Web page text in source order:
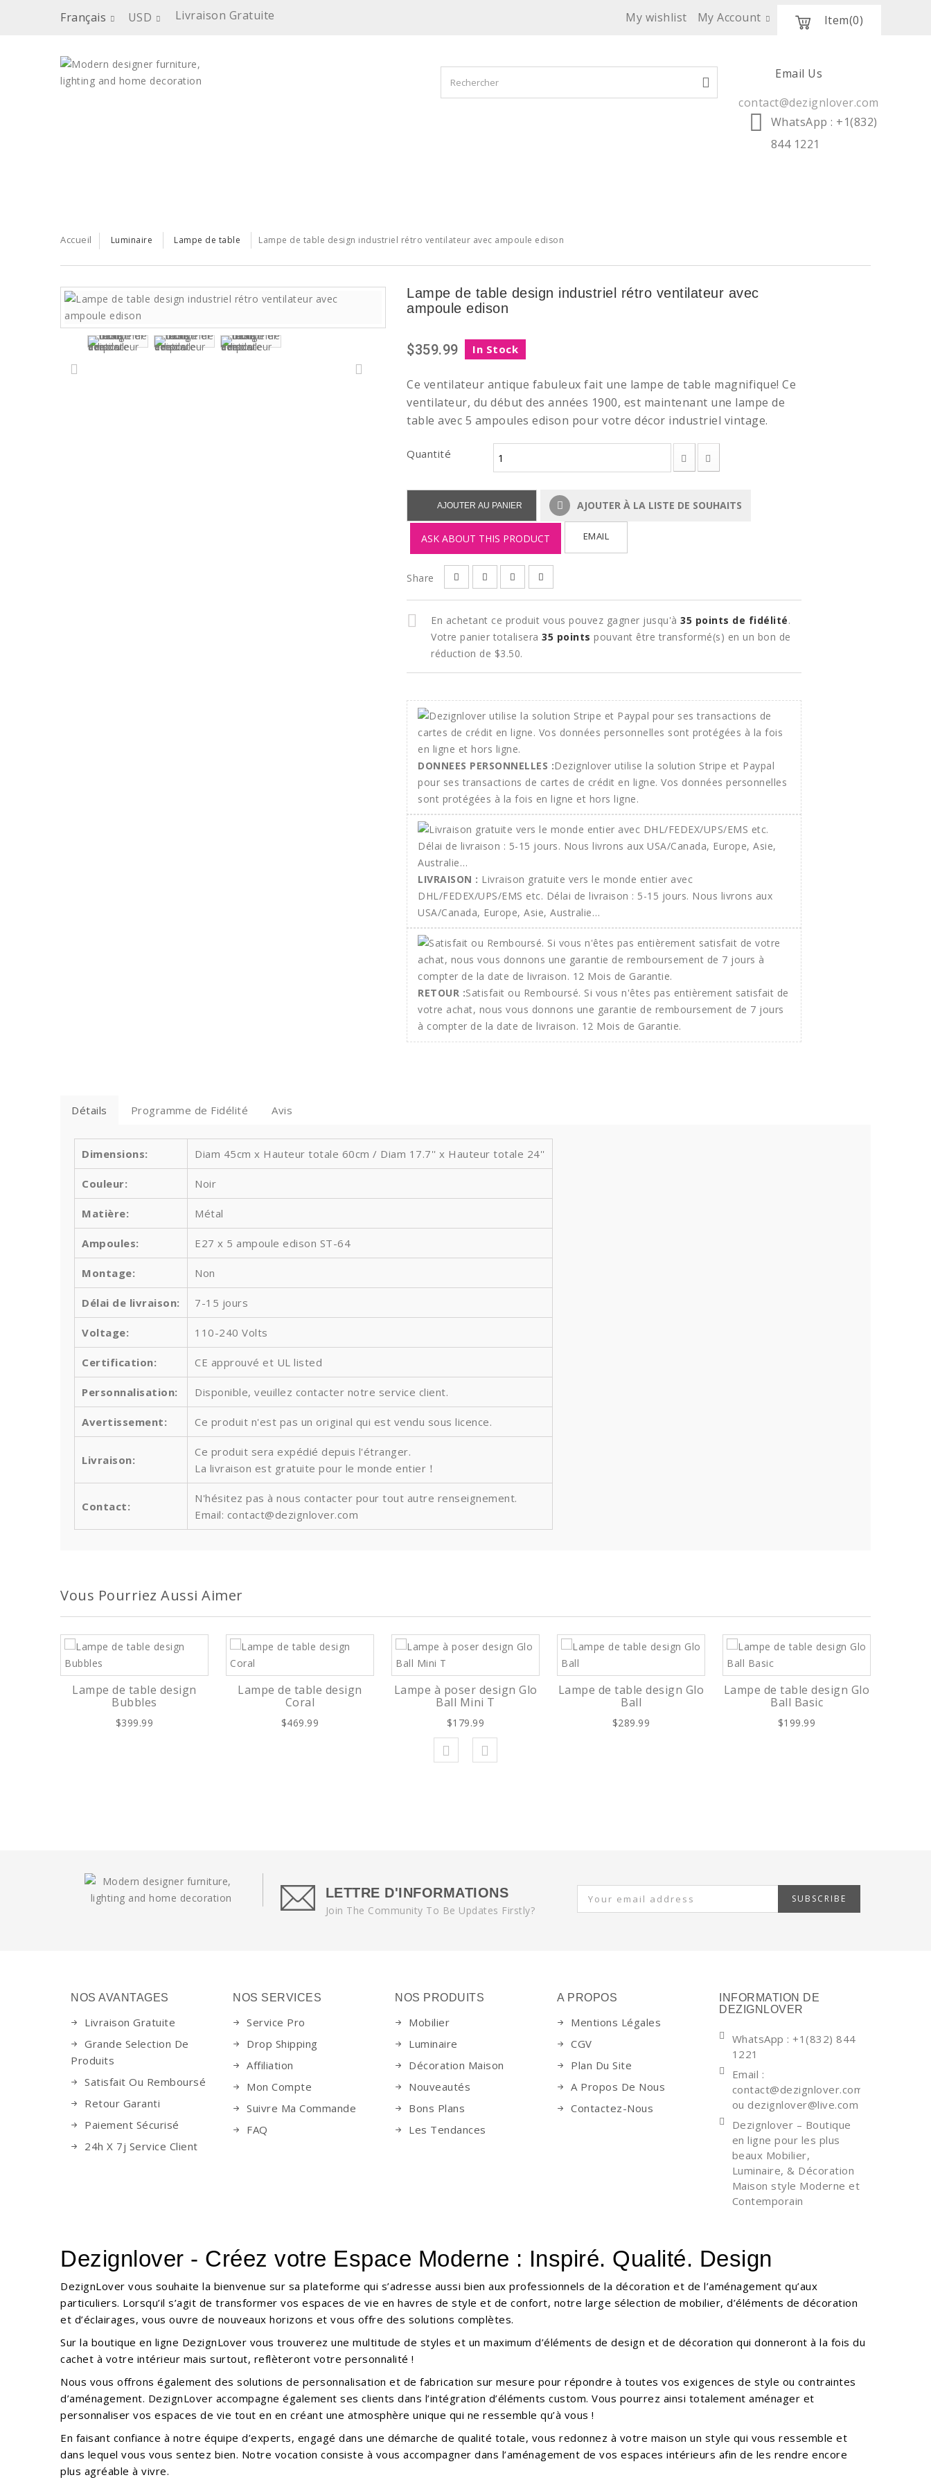
My wishlist My Account
Français USD Livraison Gratuite Item(0)
Email Us
contact@dezignlover.com
WhatsApp : +1(832)
844 1221
Accueil Luminaire Lampe de table Lampe de table design industriel rétro ventilateur avec ampoule edison
Lampe de table design industriel rétro ventilateur avec
ampoule edison
$359.99 In Stock
Ce ventilateur antique fabuleux fait une lampe de table magnifique! Ce
ventilateur, du début des années 1900, est maintenant une lampe de
table avec 5 ampoules edison pour votre décor industriel vintage.
Quantité
AJOUTER AU PANIER AJOUTER À LA LISTE DE SOUHAITS
ASK ABOUT THIS PRODUCT EMAIL
Share
En achetant ce produit vous pouvez gagner jusqu'à 35 points de fidélité.
Votre panier totalisera 35 points pouvant être transformé(s) en un bon de
réduction de $3.50.
DONNEES PERSONNELLES :Dezignlover utilise la solution Stripe et Paypal
pour ses transactions de cartes de crédit en ligne. Vos données personnelles
sont protégées à la fois en ligne et hors ligne.
LIVRAISON : Livraison gratuite vers le monde entier avec
DHL/FEDEX/UPS/EMS etc. Délai de livraison : 5-15 jours. Nous livrons aux
USA/Canada, Europe, Asie, Australie…
RETOUR :Satisfait ou Remboursé. Si vous n'êtes pas entièrement satisfait de
votre achat, nous vous donnons une garantie de remboursement de 7 jours
à compter de la date de livraison. 12 Mois de Garantie.
Détails Programme de Fidélité Avis
Dimensions: Diam 45cm x Hauteur totale 60cm / Diam 17.7'' x Hauteur totale 24''
Couleur: Noir
Matière: Métal
Ampoules: E27 x 5 ampoule edison ST-64
Montage: Non
Délai de livraison: 7-15 jours
Voltage: 110-240 Volts
Certification: CE approuvé et UL listed
Personnalisation: Disponible, veuillez contacter notre service client.
Avertissement: Ce produit n'est pas un original qui est vendu sous licence.
Livraison:
Ce produit sera expédié depuis l'étranger.
La livraison est gratuite pour le monde entier！
Contact:
N'hésitez pas à nous contacter pour tout autre renseignement.
Email: contact@dezignlover.com
Vous Pourriez Aussi Aimer
Lampe de table design
Bubbles
$399.99
Lampe de table design
Coral
$469.99
Lampe à poser design Glo
Ball Mini T
$179.99
Lampe de table design Glo
Ball
$289.99
Lampe de table design Glo
Ball Basic
$199.99
LETTRE D'INFORMATIONS
Join The Community To Be Updates Firstly?
SUBSCRIBE
NOS AVANTAGES
Livraison Gratuite
Grande Selection De
Produits
Satisfait Ou Remboursé
Retour Garanti
Paiement Sécurisé
24h X 7j Service Client
NOS SERVICES
Service Pro
Drop Shipping
Affiliation
Mon Compte
Suivre Ma Commande
FAQ
NOS PRODUITS
Mobilier
Luminaire
Décoration Maison
Nouveautés
Bons Plans
Les Tendances
A PROPOS
Mentions Légales
CGV
Plan Du Site
A Propos De Nous
Contactez-Nous
INFORMATION DE
DEZIGNLOVER
WhatsApp : +1(832) 844
1221
Email :
contact@dezignlover.com
ou dezignlover@live.com
Dezignlover – Boutique
en ligne pour les plus
beaux Mobilier,
Luminaire, & Décoration
Maison style Moderne et
Contemporain
Dezignlover - Créez votre Espace Moderne : Inspiré. Qualité. Design
DezignLover vous souhaite la bienvenue sur sa plateforme qui s’adresse aussi bien aux professionnels de la décoration et de l’aménagement qu’aux
particuliers. Lorsqu’il s’agit de transformer vos espaces de vie en havres de style et de confort, notre large sélection de mobilier, d’éléments de décoration
et d’éclairages, vous ouvre de nouveaux horizons et vous offre des solutions complètes.
Sur la boutique en ligne DezignLover vous trouverez une multitude de styles et un maximum d’éléments de design et de décoration qui donneront à la fois du
cachet à votre intérieur mais surtout, reflèteront votre personnalité !
Nous vous offrons également des solutions de personnalisation et de fabrication sur mesure pour répondre à toutes vos exigences de style ou contraintes
d’aménagement. DezignLover accompagne également ses clients dans l’intégration d’éléments custom. Vous pourrez ainsi totalement aménager et
personnaliser vos espaces de vie tout en en créant une atmosphère unique qui ne ressemble qu’à vous !
En faisant confiance à notre équipe d’experts, engagé dans une démarche de qualité totale, vous redonnez à votre maison un style qui vous ressemble et
dans lequel vous vous sentez bien. Notre vocation consiste à vous accompagner dans l’aménagement de vos espaces intérieurs afin de les rendre encore
plus agréable à vivre.